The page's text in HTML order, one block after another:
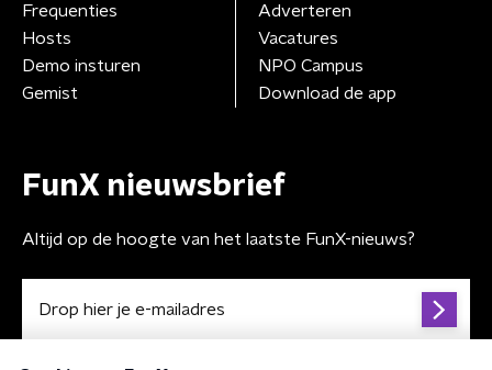
Frequenties
Hosts
Demo insturen
Gemist
Adverteren
Vacatures
NPO Campus
Download de app
FunX nieuwsbrief
Altijd op de hoogte van het laatste FunX-nieuws?